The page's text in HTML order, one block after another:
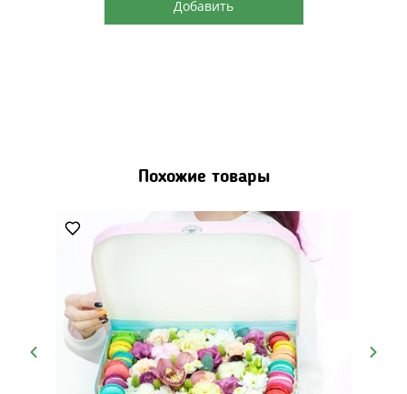
Добавить
Похожие товары